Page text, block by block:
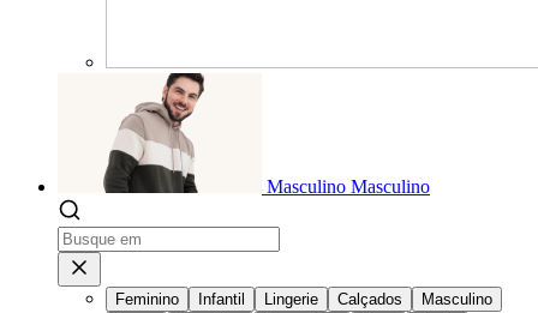
Masculino Masculino
Feminino Infantil Lingerie Calçados
Masculino